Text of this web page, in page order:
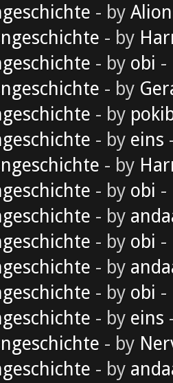
- by Alion
- by
- by obi -
- by
- by
- by eins
- by
- by obi -
- by
- by obi -
- by
- by obi -
- by eins
- by
- by